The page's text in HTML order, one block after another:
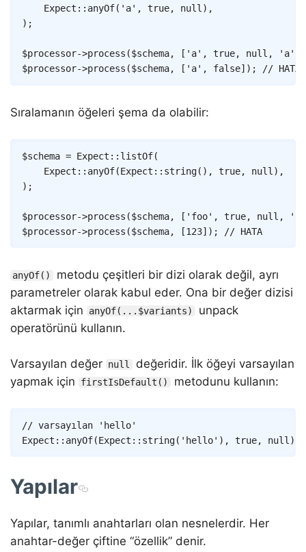
Expect :: anyOf( 'a' , true, null) ,
) ;
$processor->process ($schema, [ 'a' , true, null , 'a'
$processor->process ($schema, [ 'a' , false] ) ; //
Sıralamanın öğeleri şema da olabilir:
$schema = Expect :: listOf(
Expect :: anyOf(Expect :: string( ) , true, null ) ,
) ;
$processor->process ($schema, [ 'foo' , true, null ,
$processor->process ($schema, [123] ) ; // HATA
anyOf()
metodu çeşitleri bir dizi olarak değil, ayrı
parametreler olarak kabul eder. Ona bir değer dizisi
aktarmak için
anyOf(...$variants)
unpack
operatörünü kullanın.
Varsayılan değer null
değeridir. İlk öğeyi varsayılan
yapmak için
firstIsDefault() metodunu kullanın:
// varsayılan 'hello'
Expect :: anyOf(Expect :: string( 'hello' ) , true, null )
Yapılar
Yapılar, tanımlı anahtarları olan nesnelerdir. Her
anahtar-değer çiftine “özellik” denir.